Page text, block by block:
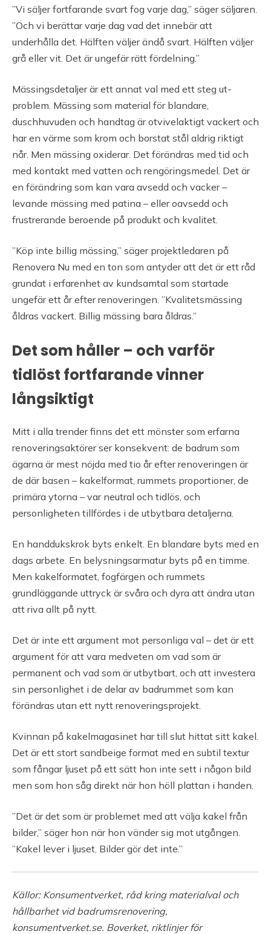
”Vi säljer fortfarande svart fog varje dag,” säger säljaren.
”Och vi berättar varje dag vad det innebär att
underhålla det. Hälften väljer ändå svart. Hälften väljer
grå eller vit. Det är ungefär rätt fördelning.”
Mässingsdetaljer är ett annat val med ett steg ut-
problem. Mässing som material för blandare,
duschhuvuden och handtag är otvivelaktigt vackert och
har en värme som krom och borstat stål aldrig riktigt
når. Men mässing oxiderar. Det förändras med tid och
med kontakt med vatten och rengöringsmedel. Det är
en förändring som kan vara avsedd och vacker –
levande mässing med patina – eller oavsedd och
frustrerande beroende på produkt och kvalitet.
”Köp inte billig mässing,” säger projektledaren på
Renovera Nu med en ton som antyder att det är ett råd
grundat i erfarenhet av kundsamtal som startade
ungefär ett år efter renoveringen. ”Kvalitetsmässing
åldras vackert. Billig mässing bara åldras.”
Det som håller – och varför
tidlöst fortfarande vinner
långsiktigt
Mitt i alla trender finns det ett mönster som erfarna
renoveringsaktörer ser konsekvent: de badrum som
ägarna är mest nöjda med tio år efter renoveringen är
de där basen – kakelformat, rummets proportioner, de
primära ytorna – var neutral och tidlös, och
personligheten tillfördes i de utbytbara detaljerna.
En handdukskrok byts enkelt. En blandare byts med en
dags arbete. En belysningsarmatur byts på en timme.
Men kakelformatet, fogfärgen och rummets
grundläggande uttryck är svåra och dyra att ändra utan
att riva allt på nytt.
Det är inte ett argument mot personliga val – det är ett
argument för att vara medveten om vad som är
permanent och vad som är utbytbart, och att investera
sin personlighet i de delar av badrummet som kan
förändras utan ett nytt renoveringsprojekt.
Kvinnan på kakelmagasinet har till slut hittat sitt kakel.
Det är ett stort sandbeige format med en subtil textur
som fångar ljuset på ett sätt hon inte sett i någon bild
men som hon såg direkt när hon höll plattan i handen.
”Det är det som är problemet med att välja kakel från
bilder,” säger hon när hon vänder sig mot utgången.
”Kakel lever i ljuset. Bilder gör det inte.”
Källor: Konsumentverket, råd kring materialval och
hållbarhet vid badrumsrenovering,
konsumentverket.se. Boverket, riktlinjer för